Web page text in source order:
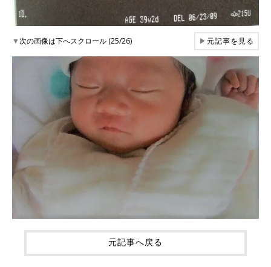
▼次の画像は下へスクロール (25/26) ▶元記事を見る
元記事へ戻る